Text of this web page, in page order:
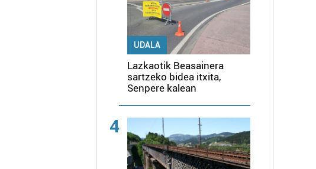
UDALA
Lazkaotik Beasainera
sartzeko bidea itxita,
Senpere kalean
4